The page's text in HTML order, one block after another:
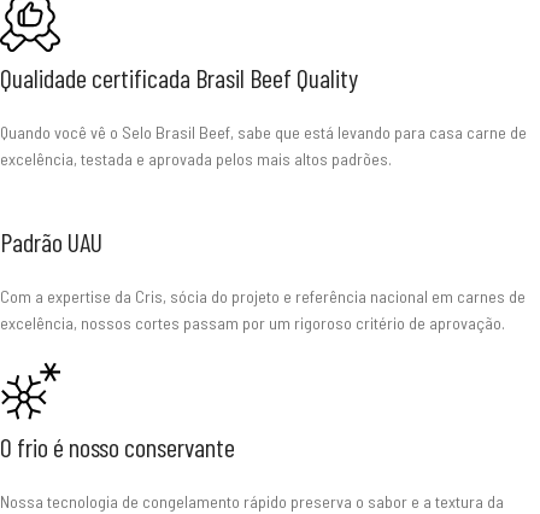
Qualidade certificada Brasil Beef Quality
Quando você vê o Selo Brasil Beef, sabe que está levando para casa carne de
excelência, testada e aprovada pelos mais altos padrões.
Padrão UAU
Com a expertise da Cris, sócia do projeto e referência nacional em carnes de
excelência, nossos cortes passam por um rigoroso critério de aprovação.
O frio é nosso conservante
Nossa tecnologia de congelamento rápido preserva o sabor e a textura da